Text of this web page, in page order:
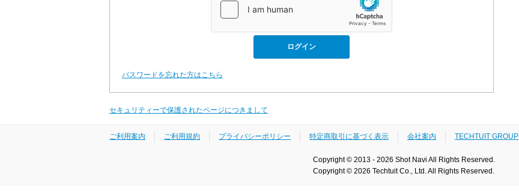
パスワードを忘れた方はこちら
セキュリティーで保護されたページにつきまして
ご利用案内 ご利用規約 プライバシーポリシー 特定商取引に基づく表示 会社案内 TECHTUIT GROUP
Copyright © 2013 - 2026 Shot Navi All Rights Reserved.
Copyright © 2026 Techtuit Co., Ltd. All Rights Reserved.